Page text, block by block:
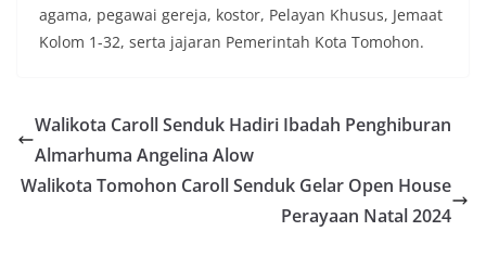
agama, pegawai gereja, kostor, Pelayan Khusus, Jemaat
Kolom 1-32, serta jajaran Pemerintah Kota Tomohon.
Walikota Caroll Senduk Hadiri Ibadah Penghiburan
Almarhuma Angelina Alow
Walikota Tomohon Caroll Senduk Gelar Open House
Perayaan Natal 2024